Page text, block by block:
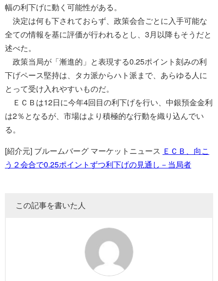
幅の利下げに動く可能性がある。
決定は何も下されておらず、政策会合ごとに入手可能な
全ての情報を基に評価が行われるとし、3月以降もそうだと
述べた。
政策当局が「漸進的」と表現する0.25ポイント刻みの利
下げペース堅持は、タカ派からハト派まで、あらゆる人に
とって受け入れやすいものだ。
ＥＣＢは12日に今年4回目の利下げを行い、中銀預金金利
は2％となるが、市場はより積極的な行動を織り込んでい
る。
[紹介元] ブルームバーグ マーケットニュース ＥＣＢ、向こ
う２会合で0.25ポイントずつ利下げの見通し－当局者
この記事を書いた人